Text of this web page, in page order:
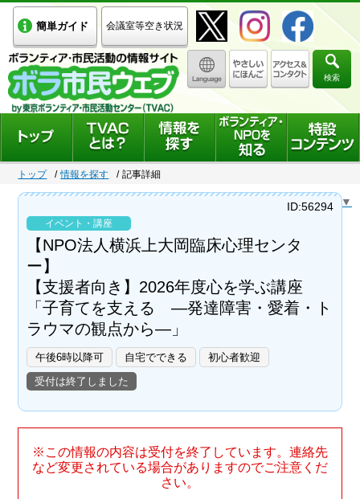
簡単ガイド 会議室等空き状況
検索
トップ 情報を探す 記事詳細
Select Language ▼
イベント・講座
【NPO法人横浜上大岡臨床心理センタ
ー】
【支援者向き】2026年度心を学ぶ講座
「子育てを支える ―発達障害・愛着・ト
ラウマの観点から―」
午後6時以降可 自宅でできる
初心者歓迎
受付は終了しました
ID:56294
※この情報の内容は受付を終了しています。連絡先
など変更されている場合がありますのでご注意くだ
さい。